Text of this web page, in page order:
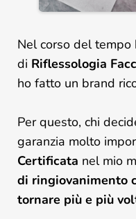
Nel corso del
di Riflessologia
ho fatto un brand
Per questo, chi
garanzia molto
Certificata nel mio
di ringiovanimento
tornare più e più